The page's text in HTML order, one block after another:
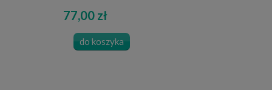
77,00 zł
do koszyka